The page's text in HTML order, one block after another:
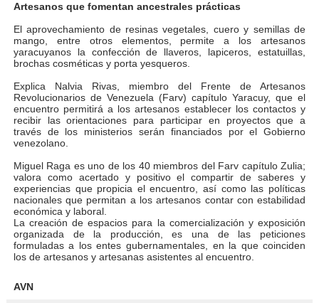
Artesanos que fomentan ancestrales prácticas
El aprovechamiento de resinas vegetales, cuero y semillas de
mango, entre otros elementos, permite a los artesanos
yaracuyanos la confección de llaveros, lapiceros, estatuillas,
brochas cosméticas y porta yesqueros.
Explica Nalvia Rivas, miembro del Frente de Artesanos
Revolucionarios de Venezuela (Farv) capítulo Yaracuy, que el
encuentro permitirá a los artesanos establecer los contactos y
recibir las orientaciones para participar en proyectos que a
través de los ministerios serán financiados por el Gobierno
venezolano.
Miguel Raga es uno de los 40 miembros del Farv capítulo Zulia;
valora como acertado y positivo el compartir de saberes y
experiencias que propicia el encuentro, así como las políticas
nacionales que permitan a los artesanos contar con estabilidad
económica y laboral.
La creación de espacios para la comercialización y exposición
organizada de la producción, es una de las peticiones
formuladas a los entes gubernamentales, en la que coinciden
los de artesanos y artesanas asistentes al encuentro.
AVN